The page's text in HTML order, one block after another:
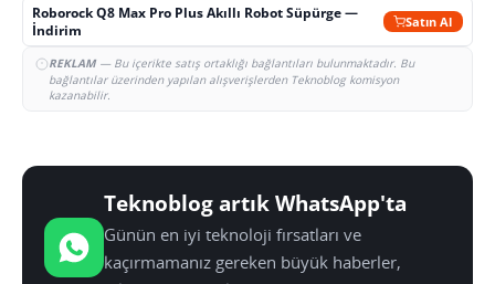
Roborock Q8 Max Pro Plus Akıllı Robot Süpürge —
İndirim
Satın Al
REKLAM— Bu içerikte satış ortaklığı bağlantıları bulunmaktadır. Bu
bağlantılar üzerinden yapılan alışverişlerden Teknoblog komisyon
kazanabilir.
Teknoblog artık WhatsApp'ta
Günün en iyi teknoloji fırsatları ve
kaçırmamanız gereken büyük haberler,